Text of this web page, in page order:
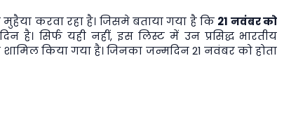
करवा रहा है। जिसमे बताया गया है कि 21 नवंबर को
है। सिर्फ यही नहीं, इस लिस्ट में उन प्रसिद्ध भारतीय
किया गया है। जिनका जन्मदिन 21 नवंबर को होता